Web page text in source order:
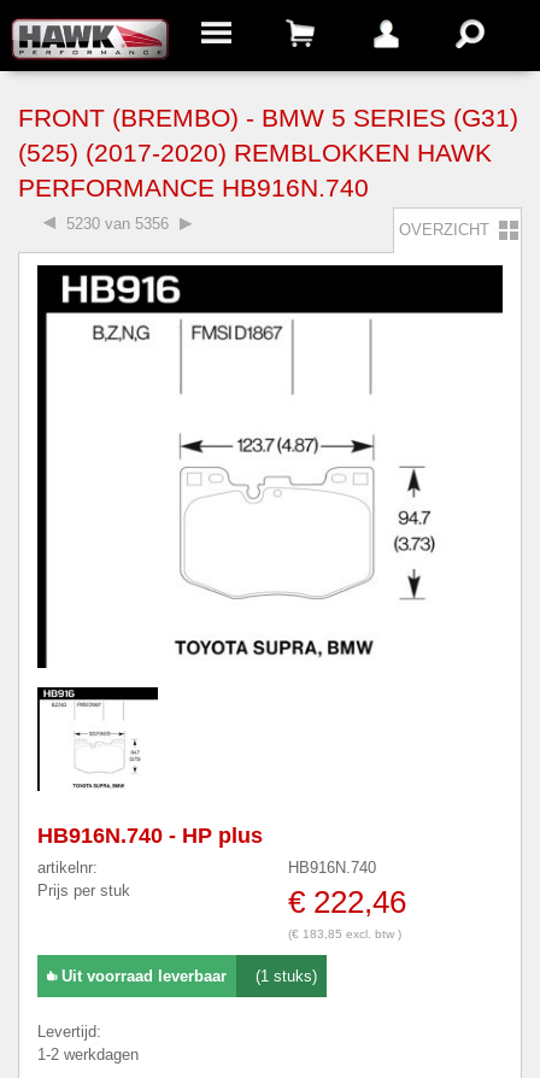
FRONT (BREMBO) - BMW 5 SERIES (G31)
(525) (2017-2020) REMBLOKKEN HAWK
PERFORMANCE HB916N.740
5230 van 5356 OVERZICHT
HB916N.740 - HP plus
artikelnr:
HB916N.740
Prijs per stuk
€ 222,46
(€ 183,85 excl. btw )
Uit voorraad leverbaar (1 stuks)
Levertijd:
1-2 werkdagen